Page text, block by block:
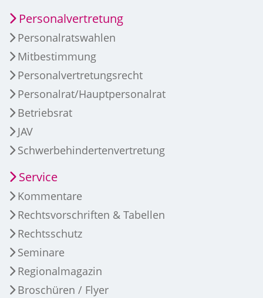
Personalvertretung
Personalratswahlen
Mitbestimmung
Personalvertretungsrecht
Personalrat/Hauptpersonalrat
Betriebsrat
JAV
Schwerbehindertenvertretung
Service
Kommentare
Rechtsvorschriften & Tabellen
Rechtsschutz
Seminare
Regionalmagazin
Broschüren / Flyer